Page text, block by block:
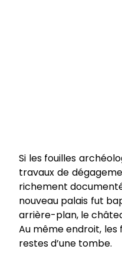
Si les fouilles
travaux de
richement
nouveau palais fut
arrière-plan, le
Au même endroit,
restes d’une tombe.